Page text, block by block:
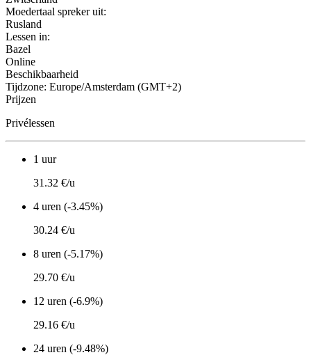
Moedertaal spreker uit:
Rusland
Lessen in:
Bazel
Online
Beschikbaarheid
Tijdzone: Europe/Amsterdam (GMT+2)
Prijzen
Privélessen
1 uur
31.32 €/u
4 uren (-3.45%)
30.24 €/u
8 uren (-5.17%)
29.70 €/u
12 uren (-6.9%)
29.16 €/u
24 uren (-9.48%)